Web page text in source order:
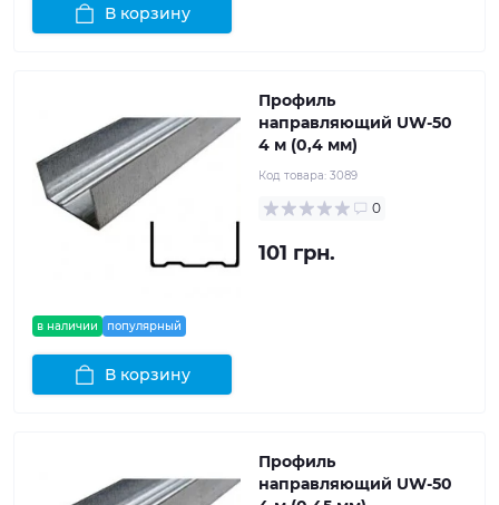
В корзину
в наличии популярный
Профиль
направляющий UW-50
4 м (0,4 мм)
Код товара: 3089
0
101 грн.
В корзину
Профиль
направляющий UW-50